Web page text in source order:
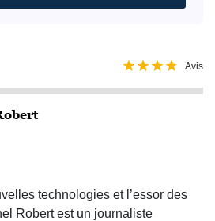
Avis
technologies et l’essor des
Robert est un journaliste